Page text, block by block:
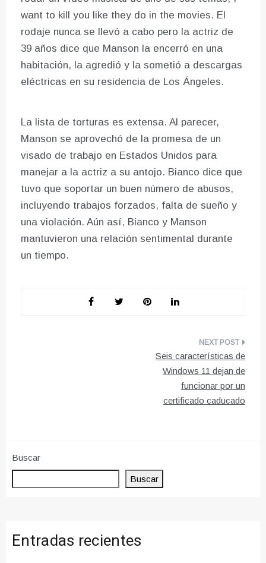
want to kill you like they do in the movies. El
rodaje nunca se llevó a cabo pero la actriz de
39 años dice que Manson la encerró en una
habitación, la agredió y la sometió a descargas
eléctricas en su residencia de Los Ángeles.
La lista de torturas es extensa. Al parecer,
Manson se aprovechó de la promesa de un
visado de trabajo en Estados Unidos para
manejar a la actriz a su antojo. Bianco dice que
tuvo que soportar un buen número de abusos,
incluyendo trabajos forzados, falta de sueño y
una violación. Aún así, Bianco y Manson
mantuvieron una relación sentimental durante
un tiempo.
Seis características de
Windows 11 dejan de
funcionar por un
certificado caducado
Buscar
Buscar
Entradas recientes